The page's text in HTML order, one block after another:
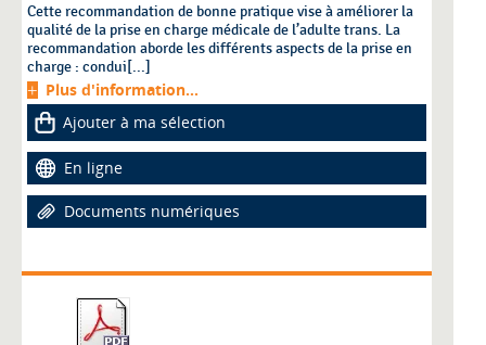
Cette recommandation de bonne pratique vise à améliorer la
qualité de la prise en charge médicale de l’adulte trans. La
recommandation aborde les différents aspects de la prise en
charge : condui[...]
Plus d'information...
Ajouter à ma sélection
En ligne
Documents numériques